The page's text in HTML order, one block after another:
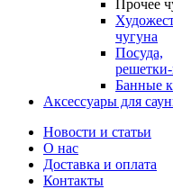
Прочее
чугуна
Посуда,
Банные
Аксессуары для
Новости и статьи
О нас
Доставка и оплата
Контакты